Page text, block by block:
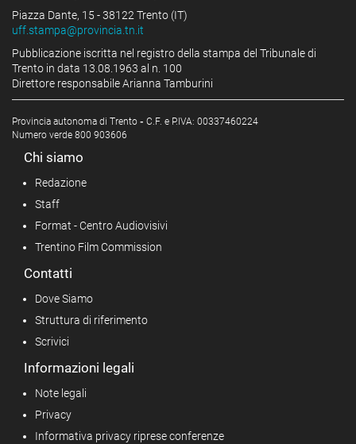
Piazza Dante, 15 - 38122 Trento (IT)
uff.stampa@provincia.tn.it
Pubblicazione iscritta nel registro della stampa del Tribunale di
Trento in data 13.08.1963 al n. 100
Direttore responsabile Arianna Tamburini
Provincia autonoma di Trento - C.F. e P.IVA: 00337460224
Numero verde 800 903606
Chi siamo
Redazione
Staff
Format - Centro Audiovisivi
Trentino Film Commission
Contatti
Dove Siamo
Struttura di riferimento
Scrivici
Informazioni legali
Note legali
Privacy
Informativa privacy riprese conferenze